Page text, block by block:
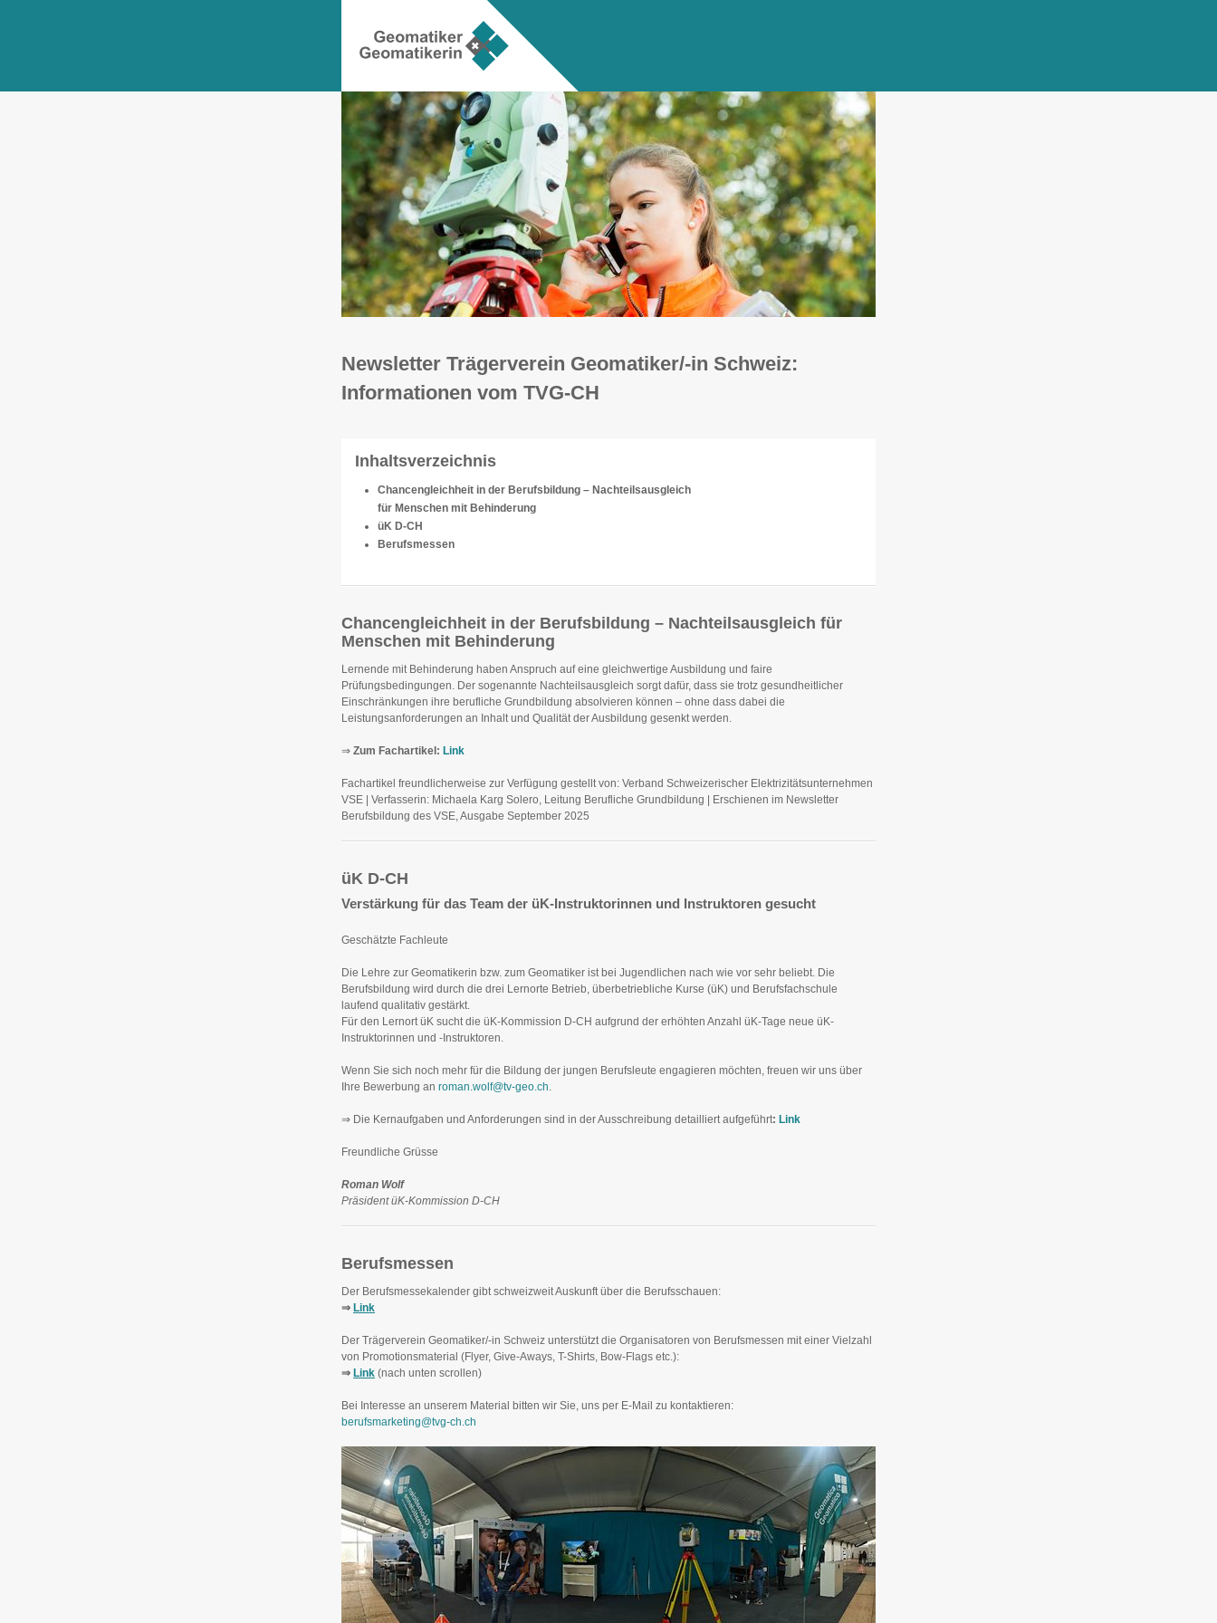
Newsletter Trägerverein Geomatiker/-in Schweiz:
Informationen vom TVG-CH
Inhaltsverzeichnis
Chancengleichheit in der Berufsbildung – Nachteilsausgleich
für Menschen mit Behinderung
üK D-CH
Berufsmessen
Chancengleichheit in der Berufsbildung – Nachteilsausgleich für
Menschen mit Behinderung
Lernende mit Behinderung haben Anspruch auf eine gleichwertige Ausbildung und faire
Prüfungsbedingungen. Der sogenannte Nachteilsausgleich sorgt dafür, dass sie trotz gesundheitlicher
Einschränkungen ihre berufliche Grundbildung absolvieren können – ohne dass dabei die
Leistungsanforderungen an Inhalt und Qualität der Ausbildung gesenkt werden.
⇒ Zum Fachartikel: Link
Fachartikel freundlicherweise zur Verfügung gestellt von: Verband Schweizerischer Elektrizitätsunternehmen
VSE | Verfasserin: Michaela Karg Solero, Leitung Berufliche Grundbildung | Erschienen im Newsletter
Berufsbildung des VSE, Ausgabe September 2025
üK D-CH
Verstärkung für das Team der üK-Instruktorinnen und Instruktoren gesucht
Geschätzte Fachleute
Die Lehre zur Geomatikerin bzw. zum Geomatiker ist bei Jugendlichen nach wie vor sehr beliebt. Die
Berufsbildung wird durch die drei Lernorte Betrieb, überbetriebliche Kurse (üK) und Berufsfachschule
laufend qualitativ gestärkt.
Für den Lernort üK sucht die üK-Kommission D-CH aufgrund der erhöhten Anzahl üK-Tage neue üK-
Instruktorinnen und -Instruktoren.
Wenn Sie sich noch mehr für die Bildung der jungen Berufsleute engagieren möchten, freuen wir uns über
Ihre Bewerbung an roman.wolf@tv-geo.ch.
⇒ Die Kernaufgaben und Anforderungen sind in der Ausschreibung detailliert aufgeführt: Link
Freundliche Grüsse
Roman Wolf
Präsident üK-Kommission D-CH
Berufsmessen
Der Berufsmessekalender gibt schweizweit Auskunft über die Berufsschauen:
⇒ Link
Der Trägerverein Geomatiker/-in Schweiz unterstützt die Organisatoren von Berufsmessen mit einer Vielzahl
von Promotionsmaterial (Flyer, Give-Aways, T-Shirts, Bow-Flags etc.):
⇒ Link (nach unten scrollen)
Bei Interesse an unserem Material bitten wir Sie, uns per E-Mail zu kontaktieren:
berufsmarketing@tvg-ch.ch